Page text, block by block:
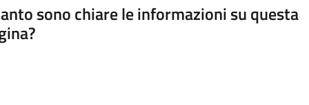
sono chiare le informazioni su questa